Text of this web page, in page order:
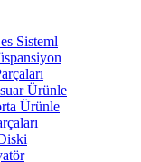
Sisteml
Ürünle
Ürünle